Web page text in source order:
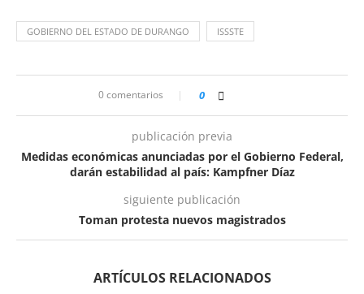
GOBIERNO DEL ESTADO DE DURANGO ISSSTE
0 comentarios 0
publicación previa
Medidas económicas anunciadas por el Gobierno Federal,
darán estabilidad al país: Kampfner Díaz
siguiente publicación
Toman protesta nuevos magistrados
ARTÍCULOS RELACIONADOS